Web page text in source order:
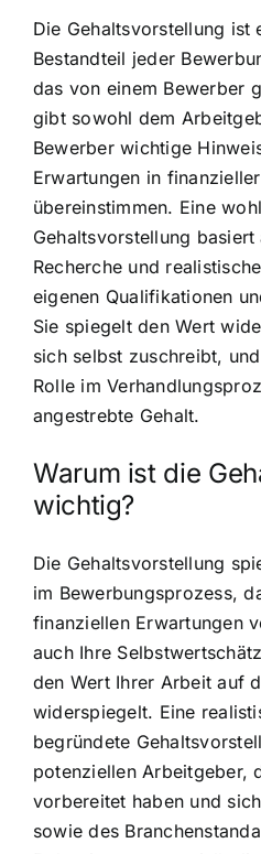
Die Gehaltsvorstellung ist
Bestandteil jeder
das von einem Bewerber
gibt sowohl dem
Bewerber wichtige
Erwartungen in
übereinstimmen. Eine
Gehaltsvorstellung
Recherche und
eigenen Qualifikationen
Sie spiegelt den Wert
sich selbst zuschreibt,
Rolle im
angestrebte Gehalt.
Warum ist die
wichtig?
Die Gehaltsvorstellung
im Bewerbungsprozess,
finanziellen Erwartungen
auch Ihre
den Wert Ihrer Arbeit auf
widerspiegelt. Eine
begründete
potenziellen Arbeitgeber,
vorbereitet haben und
sowie des